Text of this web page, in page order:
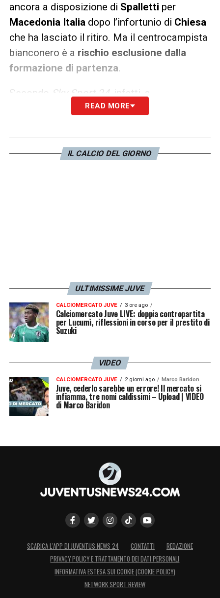
ancora a disposizione di Spalletti per
Macedonia Italiadopo l’infortunio di Chiesa
che ha lasciato il ritiro. Ma il centrocampista
bianconero è a rischio esclusione dalla
formazione di partenza.
Secondo Sky Sport 24, infatti, a
centrocampo dovrebbero giocare titolari
davanti alla difesa. Locatelli, dunque, con
ogni probabilitàpartirà dalla panchina.
READ MORE
IL CALCIO DEL GIORNO
ULTIMISSIME JUVE
CALCIOMERCATO JUVE 3 ore ago
Calciomercato Juve LIVE: doppia contropartita
per Lucumì, riflessioni in corso per il prestito di
Suzuki
VIDEO
CALCIOMERCATO JUVE 2 giorni ago Marco Baridon
Juve, cederlo sarebbe un errore! Il mercato si
infiamma, tre nomi caldissimi – Upload | VIDEO
di Marco Baridon
SCARICA L’APP DI JUVENTUS NEWS 24 CONTATTI
REDAZIONE
PRIVACY POLICY E TRATTAMENTO DEI DATI PERSONALI
INFORMATIVA ESTESA SUI COOKIE (COOKIE POLICY)
NETWORK SPORT REVIEW